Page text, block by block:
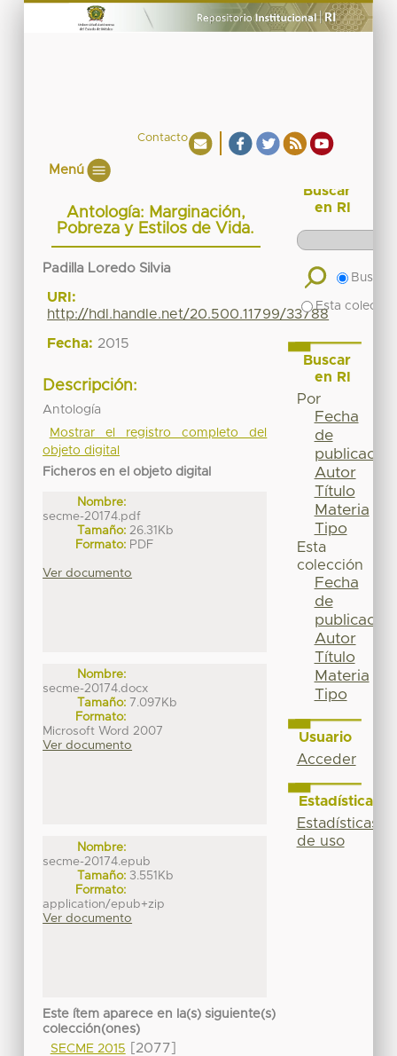
Contacto
Menú
Antología: Marginación,
Pobreza y Estilos de Vida.
Padilla Loredo Silvia
URI:
http://hdl.handle.net/20.500.11799/33788
Fecha: 2015
Descripción:
Antología
Mostrar el registro completo del
objeto digital
Ficheros en el objeto digital
Nombre:
secme-20174.pdf
Tamaño: 26.31Kb
Formato: PDF
Ver documento
Nombre:
secme-20174.docx
Tamaño: 7.097Kb
Formato:
Microsoft Word 2007
Ver documento
Nombre:
secme-20174.epub
Tamaño: 3.551Kb
Formato:
application/epub+zip
Ver documento
Este ítem aparece en la(s) siguiente(s)
colección(ones)
SECME 2015
[2077]
Buscar
en RI
Buscar
Esta
Buscar
en RI
Por
Fecha
de
publicación
Autor
Título
Materia
Tipo
Esta
colección
Fecha
de
publicación
Autor
Título
Materia
Tipo
Usuario
Acceder
Estadísticas
Estadísticas
de uso